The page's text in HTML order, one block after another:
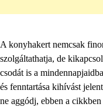
A konyhakert nemcsak
szolgáltathatja, de
csodát is a
és fenntartása kihívást
ne aggódj, ebben a